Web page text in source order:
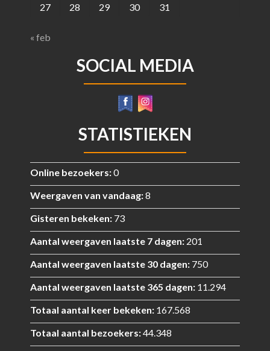
27
28 29 30 31
« feb
SOCIAL MEDIA
STATISTIEKEN
Online bezoekers:0
Weergaven van vandaag:8
Gisteren bekeken: 73
Aantal weergaven laatste 7 dagen: 201
Aantal weergaven laatste 30 dagen: 750
Aantal weergaven laatste 365 dagen: 11.294
Totaal aantal keer bekeken: 167.568
Totaal aantal bezoekers:44.348